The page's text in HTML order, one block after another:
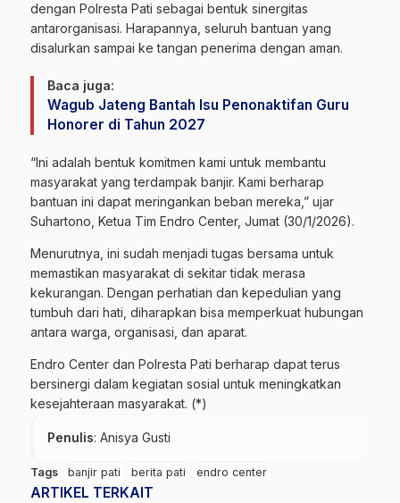
dengan Polresta Pati sebagai bentuk sinergitas
antarorganisasi. Harapannya, seluruh bantuan yang
disalurkan sampai ke tangan penerima dengan aman.
Baca juga:
Wagub Jateng Bantah Isu Penonaktifan Guru
Honorer di Tahun 2027
“Ini adalah bentuk komitmen kami untuk membantu
masyarakat yang terdampak banjir. Kami berharap
bantuan ini dapat meringankan beban mereka,” ujar
Suhartono, Ketua Tim Endro Center, Jumat (30/1/2026).
Menurutnya, ini sudah menjadi tugas bersama untuk
memastikan masyarakat di sekitar tidak merasa
kekurangan. Dengan perhatian dan kepedulian yang
tumbuh dari hati, diharapkan bisa memperkuat hubungan
antara warga, organisasi, dan aparat.
Endro Center dan Polresta Pati berharap dapat terus
bersinergi dalam kegiatan sosial untuk meningkatkan
kesejahteraan masyarakat. (*)
Penulis: Anisya Gusti
Tags banjir pati berita pati endro center
ARTIKEL TERKAIT